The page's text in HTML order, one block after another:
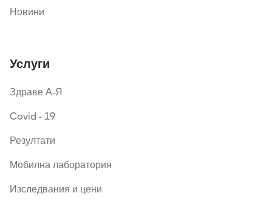
Новини
Услуги
Здраве А-Я
Covid - 19
Резултати
Мобилна лаборатория
Изследвания и цени